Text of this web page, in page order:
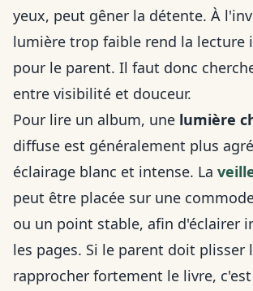
yeux, peut gêner la détente. À
lumière trop faible rend la lecture
pour le parent. Il faut donc
entre visibilité et douceur.
Pour lire un album, une lumière
diffuse est généralement plus
éclairage blanc et intense. La
peut être placée sur une
ou un point stable, afin d'éclairer
les pages. Si le parent doit plisser
rapprocher fortement le livre,